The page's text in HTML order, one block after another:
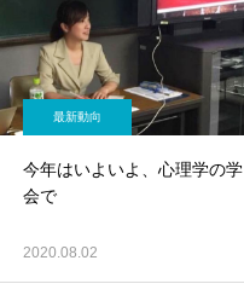
最新動向
今年はいよいよ、心理学の学
会で
2020.08.02